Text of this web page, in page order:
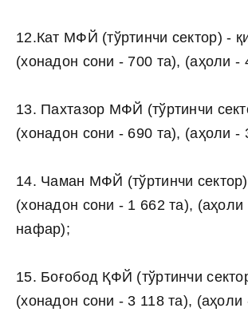
12.Кат МФЙ (тўртинчи сектор) -
(хонадон сони - 700 та), (аҳоли
13. Пахтазор МФЙ (тўртинчи
(хонадон сони - 690 та), (аҳоли
14. Чаман МФЙ (тўртинчи сектор)
(хонадон сони - 1 662 та), (аҳоли
нафар);
15. Боғобод ҚФЙ (тўртинчи
(хонадон сони - 3 118 та), (аҳоли